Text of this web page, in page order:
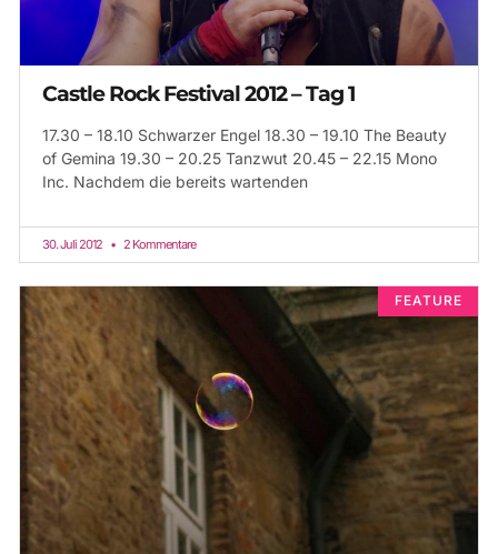
Castle Rock Festival 2012 – Tag 1
17.30 – 18.10 Schwarzer Engel 18.30 – 19.10 The Beauty
of Gemina 19.30 – 20.25 Tanzwut 20.45 – 22.15 Mono
Inc. Nachdem die bereits wartenden
30. Juli 2012 2 Kommentare
FEATURE